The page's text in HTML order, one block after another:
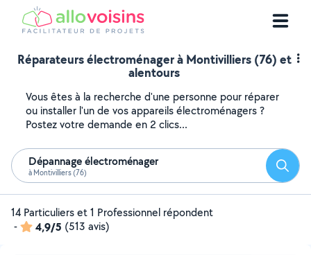
Réparateurs électroménager à Montivilliers (76) et
alentours
Vous êtes à la recherche d'une personne pour réparer
ou installer l'un de vos appareils électroménagers ?
Postez votre demande en 2 clics...
Dépannage électroménager
à Montivilliers (76)
14 Particuliers et 1 Professionnel répondent
-
4,9/5 (513 avis)